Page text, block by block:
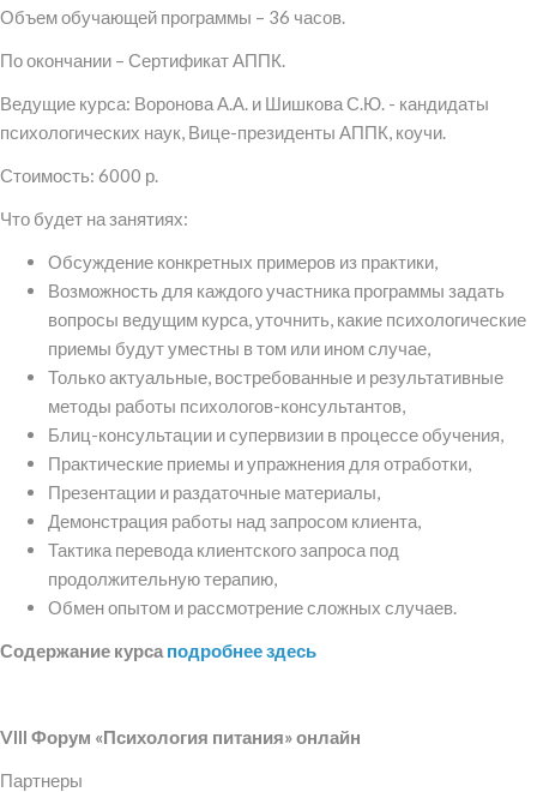
Объем обучающей программы – 36 часов.
По окончании – Сертификат АППК.
Ведущие курса: Воронова А.А. и Шишкова С.Ю. - кандидаты
психологических наук, Вице-президенты АППК, коучи.
Стоимость: 6000 р.
Что будет на занятиях:
Обсуждение конкретных примеров из практики,
Возможность для каждого участника программы задать
вопросы ведущим курса, уточнить, какие психологические
приемы будут уместны в том или ином случае,
Только актуальные, востребованные и результативные
методы работы психологов-консультантов,
Блиц-консультации и супервизии в процессе обучения,
Практические приемы и упражнения для отработки,
Презентации и раздаточные материалы,
Демонстрация работы над запросом клиента,
Тактика перевода клиентского запроса под
продолжительную терапию,
Обмен опытом и рассмотрение сложных случаев.
Содержание курса подробнее здесь
VIII Форум «Психология питания» онлайн
Партнеры